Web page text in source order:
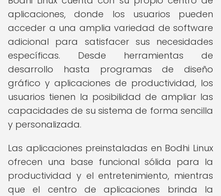
aplicaciones, donde los usuarios pueden
acceder a una amplia variedad de software
adicional para satisfacer sus necesidades
específicas. Desde herramientas de
desarrollo hasta programas de diseño
gráfico y aplicaciones de productividad, los
usuarios tienen la posibilidad de ampliar las
capacidades de su sistema de forma sencilla
y personalizada.
Las aplicaciones preinstaladas en Bodhi Linux
ofrecen una base funcional sólida para la
productividad y el entretenimiento, mientras
que el centro de aplicaciones brinda la